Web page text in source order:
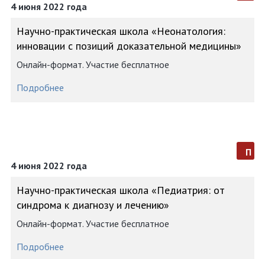
4 июня 2022 года
Научно-практическая школа «Неонатология:
инновации с позиций доказательной медицины»
Онлайн-формат. Участие бесплатное
Подробнее
4 июня 2022 года
п
Научно-практическая школа «Педиатрия: от
синдрома к диагнозу и лечению»
Онлайн-формат. Участие бесплатное
Подробнее